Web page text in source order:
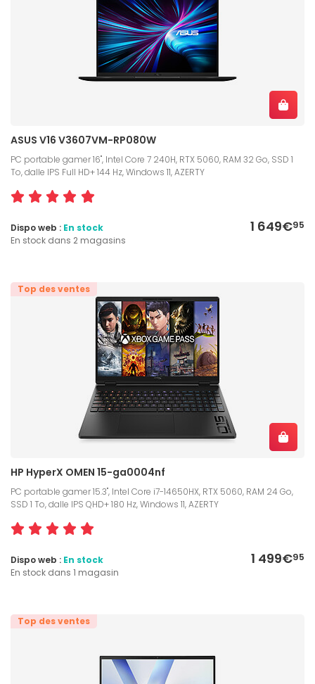
ASUS V16 V3607VM-RP080W
PC portable gamer 16", Intel Core 7 240H, RTX 5060, RAM 32 Go, SSD 1
To, dalle IPS Full HD+ 144 Hz, Windows 11, AZERTY
1 649€95
Dispo web : En stock
En stock dans 2 magasins
Top des ventes
HP HyperX OMEN 15-ga0004nf
PC portable gamer 15.3", Intel Core i7-14650HX, RTX 5060, RAM 24 Go,
SSD 1 To, dalle IPS QHD+ 180 Hz, Windows 11, AZERTY
1 499€95
Dispo web : En stock
En stock dans 1 magasin
Top des ventes